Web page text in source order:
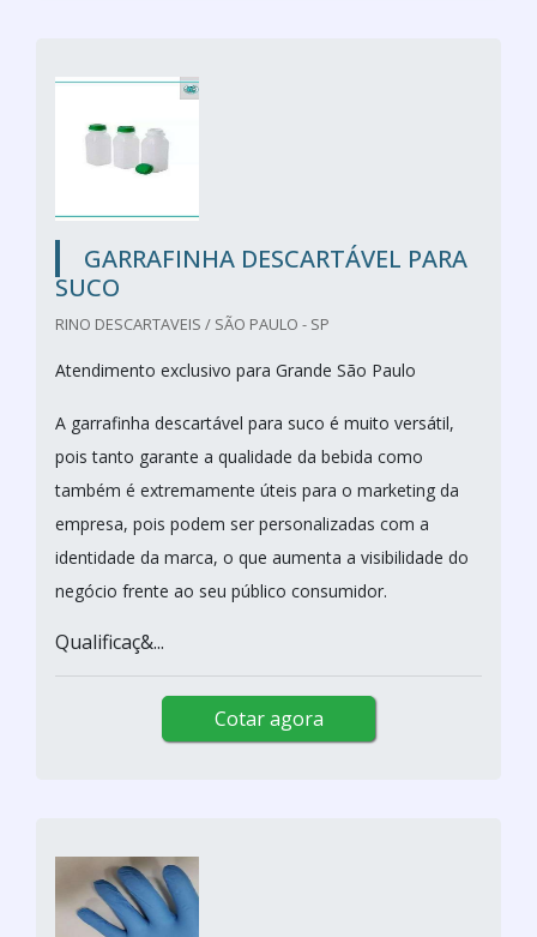
GARRAFINHA DESCARTÁVEL PARA
SUCO
RINO DESCARTAVEIS / SÃO PAULO - SP
Atendimento exclusivo para Grande São Paulo
A garrafinha descartável para suco é muito versátil,
pois tanto garante a qualidade da bebida como
também é extremamente úteis para o marketing da
empresa, pois podem ser personalizadas com a
identidade da marca, o que aumenta a visibilidade do
negócio frente ao seu público consumidor.
Qualificaç&...
Cotar agora